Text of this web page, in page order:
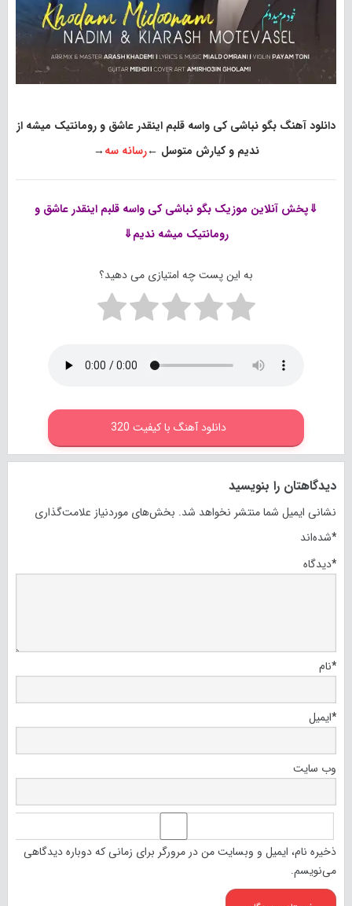
دانلود آهنگ بگو نباشی کی واسه قلبم اینقدر عاشق و رومانتیک میشه از
ندیم و کیارش متوسل ←رسانه سه→
⇓پخش آنلاین موزیکبگو نباشی کی واسه قلبم اینقدر عاشق و
رومانتیک میشه ندیم⇓
به این پست چه امتیازی می دهید؟
دانلود آهنگ با کیفیت 320
دیدگاهتان را بنویسید
نشانی ایمیل شما منتشر نخواهد شد. بخش‌های موردنیاز علامت‌گذاری
شده‌اند*
دیدگاه*
نام*
ایمیل*
وب‌ سایت
ذخیره نام، ایمیل و وبسایت من در مرورگر برای زمانی که دوباره دیدگاهی
می‌نویسم.